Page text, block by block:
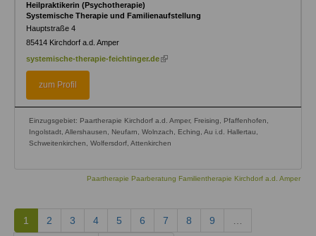
Heilpraktikerin (Psychotherapie)
Systemische Therapie und Familienaufstellung
Hauptstraße 4
85414 Kirchdorf a.d. Amper
systemische-therapie-feichtinger.de (link
zum Profil
Einzugsgebiet: Paartherapie Kirchdorf a.d. Amper, Freising, Pfaffenhofen,
Ingolstadt, Allershausen, Neufarn, Wolnzach, Eching, Au i.d. Hallertau,
Schweitenkirchen, Wolfersdorf, Attenkirchen
Paartherapie Paarberatung Familientherapie Kirchdorf a.d. Amper
1 2 3 4 5 6 7 8 9